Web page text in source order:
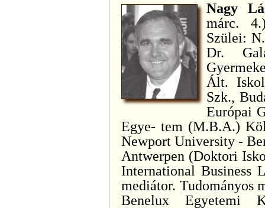
Nagy
márc.
Szülei:
Dr.
Ált.
Szk.,
Európai
Egye- tem (M.B.A.)
Newport University -
Antwerpen (Doktori
International Business
mediátor. Tudományos
Benelux Egyetemi